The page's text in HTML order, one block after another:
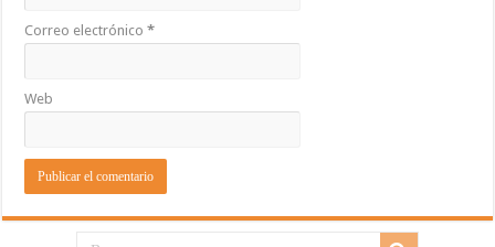
Correo electrónico*
Web